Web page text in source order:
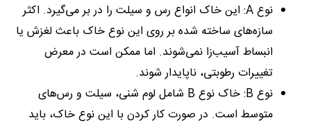
نوع A: این خاک انواع رس و سیلت را در بر می‌گیرد. اکثر
سازه‌های ساخته شده بر روی این نوع خاک باعث لغزش یا
انبساط آسیب‌زا نمی‌شوند. اما ممکن است در معرض
تغییرات رطوبتی، ناپایدار شوند.
نوع B: خاک نوع B شامل لوم شنی، سیلت و رس‌های
متوسط است. در صورت کار کردن با این نوع خاک، باید